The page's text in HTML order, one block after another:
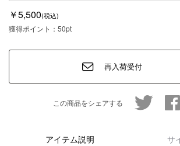
￥5,500(税込)
獲得ポイント： 50pt
再入荷受付
この商品をシェアする twitter
アイテム説明 サ